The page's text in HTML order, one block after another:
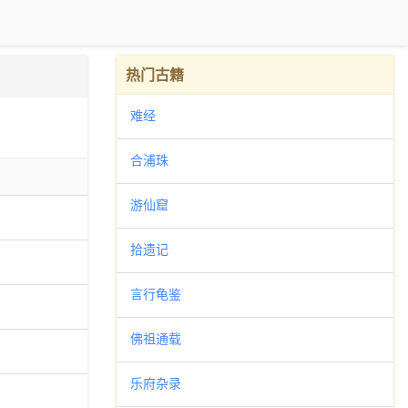
热门古籍
难经
合浦珠
游仙窟
拾遗记
言行龟鉴
佛祖通载
乐府杂录